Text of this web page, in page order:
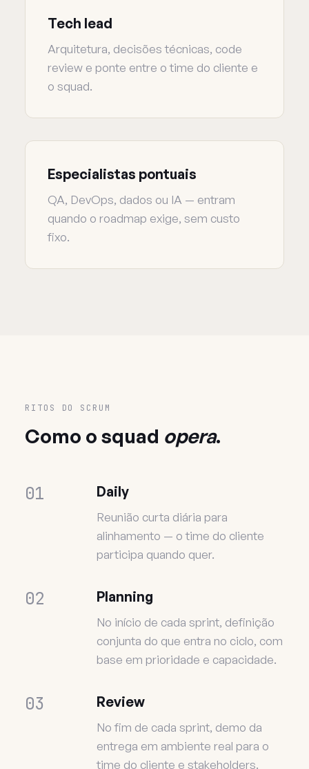
Tech lead
Arquitetura, decisões técnicas, code
review e ponte entre o time do cliente e
o squad.
Especialistas pontuais
QA, DevOps, dados ou IA — entram
quando o roadmap exige, sem custo
fixo.
RITOS DO SCRUM
Como o squad opera.
01 Daily
Reunião curta diária para
alinhamento — o time do cliente
participa quando quer.
02 Planning
No início de cada sprint, definição
conjunta do que entra no ciclo, com
base em prioridade e capacidade.
03 Review
No fim de cada sprint, demo da
entrega em ambiente real para o
time do cliente e stakeholders.